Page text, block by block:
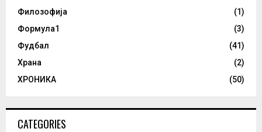
Филозофија
(1)
Формула1
(3)
Фудбал
(41)
Храна
(2)
ХРОНИКА
(50)
CATEGORIES